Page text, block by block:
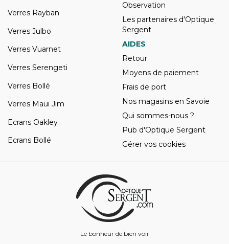
Le bonheur de bien voir
Verres Rayban
Verres Julbo
Verres Vuarnet
Verres Serengeti
Verres Bollé
Verres Maui Jim
Ecrans Oakley
Ecrans Bollé
Observation
Les partenaires d'Optique
Sergent
AIDES
Retour
Moyens de paiement
Frais de port
Nos magasins en Savoie
Qui sommes-nous ?
Pub d'Optique Sergent
Gérer vos cookies